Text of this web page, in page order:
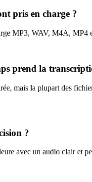
pris en charge ?
MP3, WAV, M4A, MP4
prend la
mais la plupart des
?
avec un audio clair et